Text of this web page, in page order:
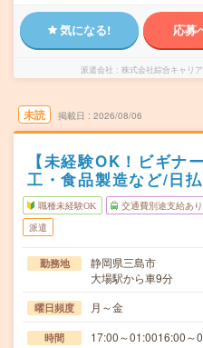
気になる! 応募
派遣会社 株式会社綜合キャリ
未読 掲載日 2026/08/06
【未経験OK！ビギナ
工・食品製造など/日
職種未経験OK 交通費別途支給あり
派遣
勤務地
静岡県三島市
大場駅から車9分
曜日頻度 月～金
時間 17:00～01:0016:00～